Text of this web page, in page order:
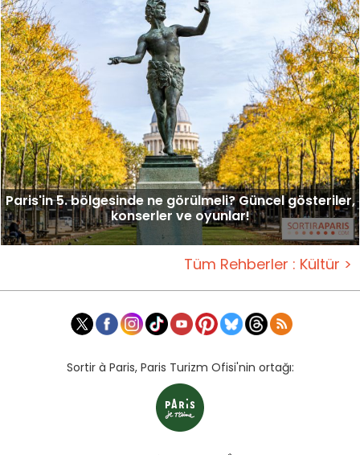
Paris'in 5. bölgesinde ne görülmeli? Güncel gösteriler,
konserler ve oyunlar!
Tüm Rehberler : Kültür >
Sortir à Paris, Paris Turizm Ofisi'nin ortağı: